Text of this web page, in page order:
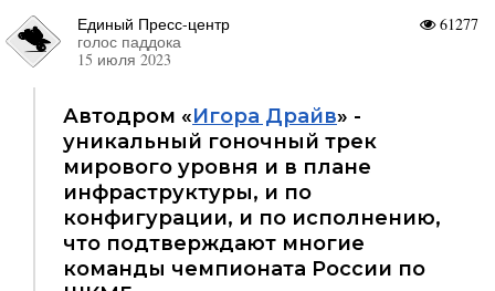
61277
Единый Пресс-центр
голос паддока
15 июля 2023
Автодром «Игора Драйв» -
уникальный гоночный трек
мирового уровня и в плане
инфраструктуры, и по
конфигурации, и по исполнению,
что подтверждают многие
команды чемпионата России по